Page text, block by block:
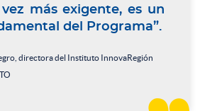
más exigente, es un
del Programa”.
directora del Instituto InnovaRegión